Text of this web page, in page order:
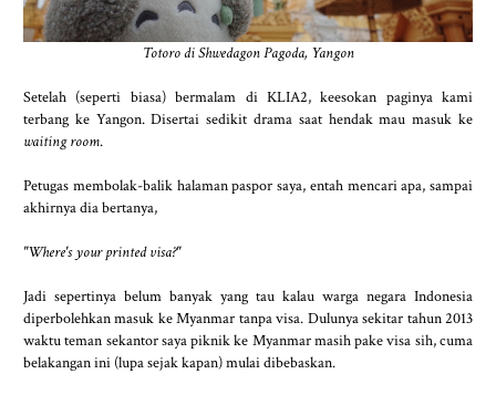
Totoro di Shwedagon Pagoda, Yangon
Setelah (seperti biasa) bermalam di KLIA2, keesokan paginya kami
terbang ke Yangon. Disertai sedikit drama saat hendak mau masuk ke
waiting room.
Petugas membolak-balik halaman paspor saya, entah mencari apa, sampai
akhirnya dia bertanya,
"Where's your printed visa?"
Jadi sepertinya belum banyak yang tau kalau warga negara Indonesia
diperbolehkan masuk ke Myanmar tanpa visa. Dulunya sekitar tahun 2013
waktu teman sekantor saya piknik ke Myanmar masih pake visa sih, cuma
belakangan ini (lupa sejak kapan) mulai dibebaskan.